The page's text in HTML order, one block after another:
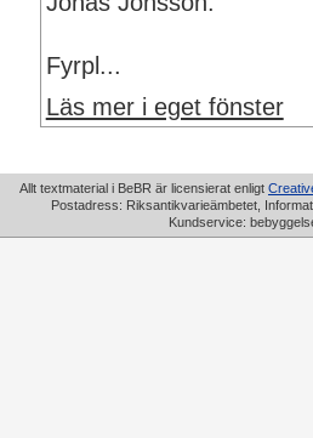
Fyrpl...
Läs mer i eget fönster
Allt textmaterial i BeBR är licensierat enligt
Postadress: Riksantikvarieämbetet,
Kundservice: